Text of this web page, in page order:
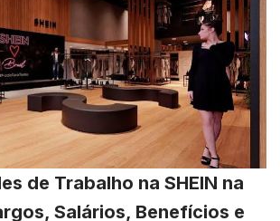
de Trabalho na SHEIN na
Salários, Benefícios e